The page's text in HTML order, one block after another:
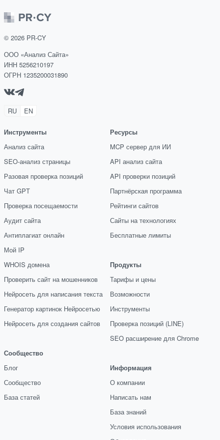
© 2026 PR-CY
ООО «Анализ Сайта»
ИНН 5256210197
ОГРН 1235200031890
RU EN
Инструменты
Анализ сайта
SEO-анализ страницы
Разовая проверка позиций
Чат GPT
Проверка посещаемости
Аудит сайта
Антиплагиат онлайн
Мой IP
WHOIS домена
Проверить сайт на мошенников
Нейросеть для написания текста
Генератор картинок Нейросетью
Нейросеть для создания сайтов
Сообщество
Блог
Сообщество
База статей
Ресурсы
MCP сервер для ИИ
API анализ сайта
API проверки позиций
Партнёрская программа
Рейтинги сайтов
Сайты на технологиях
Бесплатные лимиты
Продукты
Тарифы и цены
Возможности
Инструменты
Проверка позиций (LINE)
SEO расширение для Chrome
Информация
О компании
Написать нам
База знаний
Условия использования